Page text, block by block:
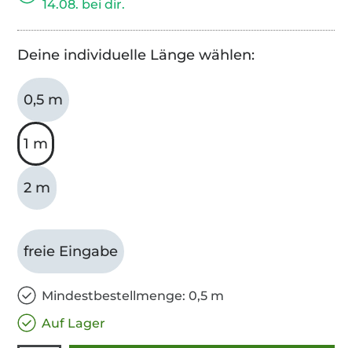
14.08. bei dir.
Deine individuelle Länge wählen:
0,5 m
1 m
2 m
freie Eingabe
Mindestbestellmenge: 0,5 m
Auf Lager